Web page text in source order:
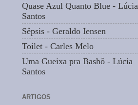
Quase Azul Quanto Blue - Lúcia
Santos
Sêpsis - Geraldo Iensen
Toilet - Carles Melo
Uma Gueixa pra Bashô - Lúcia
Santos
ARTIGOS